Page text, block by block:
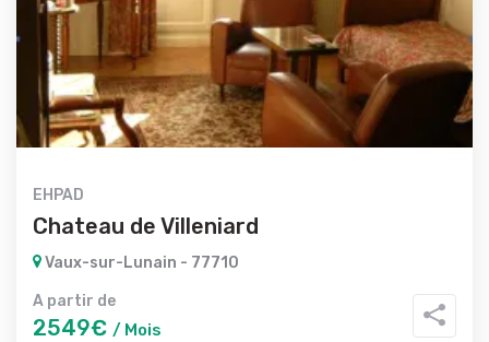
EHPAD
Chateau de Villeniard
Vaux-sur-Lunain - 77710
A partir de
2549€ / Mois